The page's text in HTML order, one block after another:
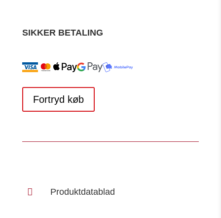
SIKKER BETALING
Fortryd køb
 Produktdatablad